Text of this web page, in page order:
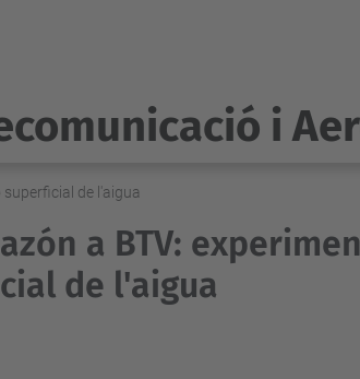
i
de l'aigua
a BTV:
de l'aigua